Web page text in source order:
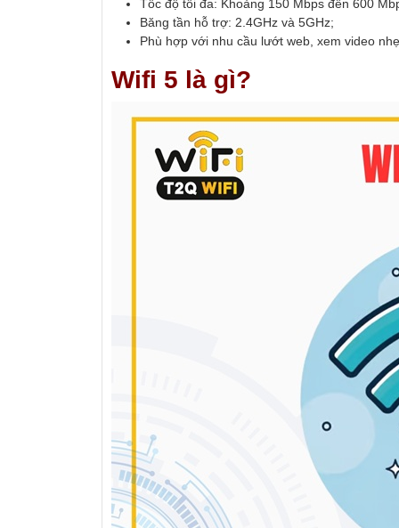
Tốc độ tối đa: Khoảng 150 Mbps đến 600
Băng tần hỗ trợ: 2.4GHz và 5GHz;
Phù hợp với nhu cầu lướt web, xem video
Wifi 5 là gì?